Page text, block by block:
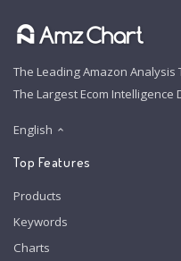
The Leading Amazon Analysis
The Largest Ecom Intelligence
English
Top Features
Products
Keywords
Charts